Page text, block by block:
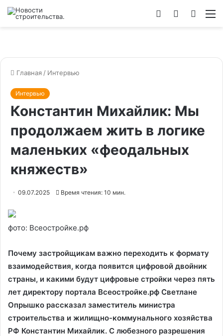
Switch
Войти
Главная / Интервью
Интервью
Константин Михайлик: Мы
продолжаем жить в логике
маленьких «феодальных
княжеств»
09.07.2025 Время чтения: 10 мин.
фото: Всеостройке.рф
Почему застройщикам важно переходить к формату
взаимодействия, когда появится цифровой двойник
страны, и какими будут цифровые стройки через пять
лет директору портала Всеостройке.рф Светлане
Опрышко рассказал заместитель министра
строительства и жилищно-коммунального хозяйства
РФ Константин Михайлик. С любезного разрешения